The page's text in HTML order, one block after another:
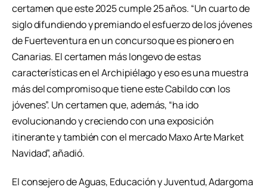
certamen que este 2025 cumple 25 años. “Un cuarto de
siglo difundiendo y premiando el esfuerzo de los jóvenes
de Fuerteventura en un concurso que es pionero en
Canarias. El certamen más longevo de estas
características en el Archipiélago y eso es una muestra
más del compromiso que tiene este Cabildo con los
jóvenes”. Un certamen que, además, “ha ido
evolucionando y creciendo con una exposición
itinerante y también con el mercado Maxo Arte Market
Navidad”, añadió.
El consejero de Aguas, Educación y Juventud, Adargoma